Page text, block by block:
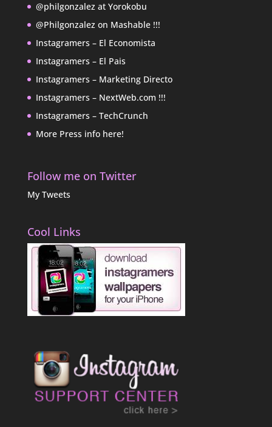
@philgonzalez at Yorokobu
@Philgonzalez on Mashable !!!
Instagramers – El Economista
Instagramers – El Pais
Instagramers – Marketing Directo
Instagramers – NextWeb.com !!!
Instagramers – TechCrunch
More Press info here!
Follow me on Twitter
My Tweets
Cool Links